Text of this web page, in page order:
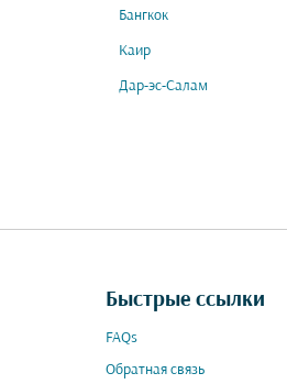
Бангкок
Каир
Дар-эс-Салам
Быстрые ссылки
FAQs
Обратная связь